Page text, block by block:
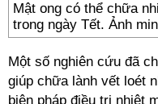
Mật ong có thể chữa
trong ngày Tết. Ảnh
Một số nghiên cứu đã
giúp chữa lành vết loét
biện pháp điều trị nhiệt